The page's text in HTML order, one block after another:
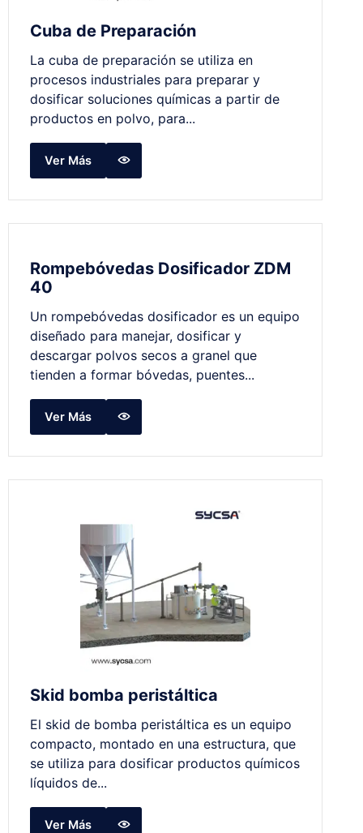
Cuba de Preparación
La cuba de preparación se utiliza en
procesos industriales para preparar y
dosificar soluciones químicas a partir de
productos en polvo, para...
Ver Más
Rompebóvedas Dosificador ZDM
40
Un rompebóvedas dosificador es un equipo
diseñado para manejar, dosificar y
descargar polvos secos a granel que
tienden a formar bóvedas, puentes...
Ver Más
Skid bomba peristáltica
El skid de bomba peristáltica es un equipo
compacto, montado en una estructura, que
se utiliza para dosificar productos químicos
líquidos de...
Ver Más